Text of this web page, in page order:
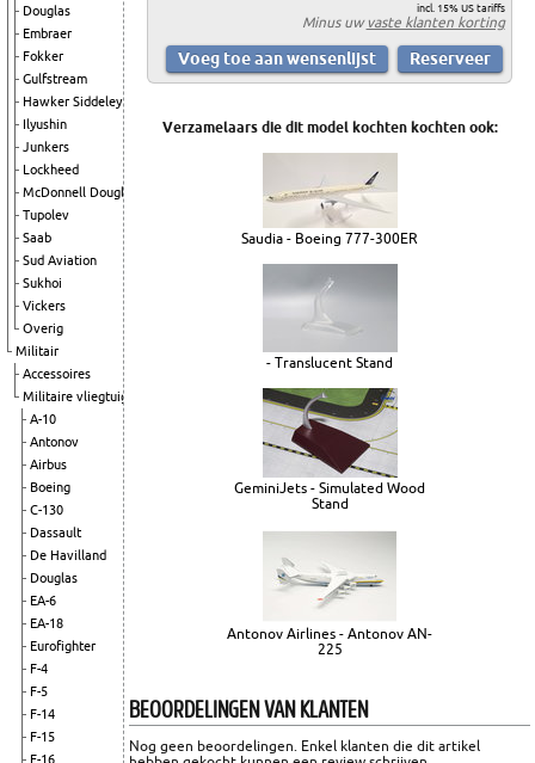
Douglas
Embraer
Fokker
Gulfstream
Hawker Siddeley
Ilyushin
Junkers
Lockheed
McDonnell Douglas
Tupolev
Saab
Sud Aviation
Sukhoi
Vickers
Overig
Militair
Accessoires
Militaire vliegtuigen
A-10
Antonov
Airbus
Boeing
C-130
Dassault
De Havilland
Douglas
EA-6
EA-18
Eurofighter
F-4
F-5
F-14
F-15
F-16
incl. 15% US tariffs
Minus uwvaste klanten korting
Verzamelaars die dit model kochten kochten ook:
Saudia - Boeing 777-300ER
- Translucent Stand
GeminiJets - Simulated Wood
Stand
Antonov Airlines - Antonov AN-
225
BEOORDELINGEN VAN KLANTEN
Nog geen beoordelingen. Enkel klanten die dit artikel